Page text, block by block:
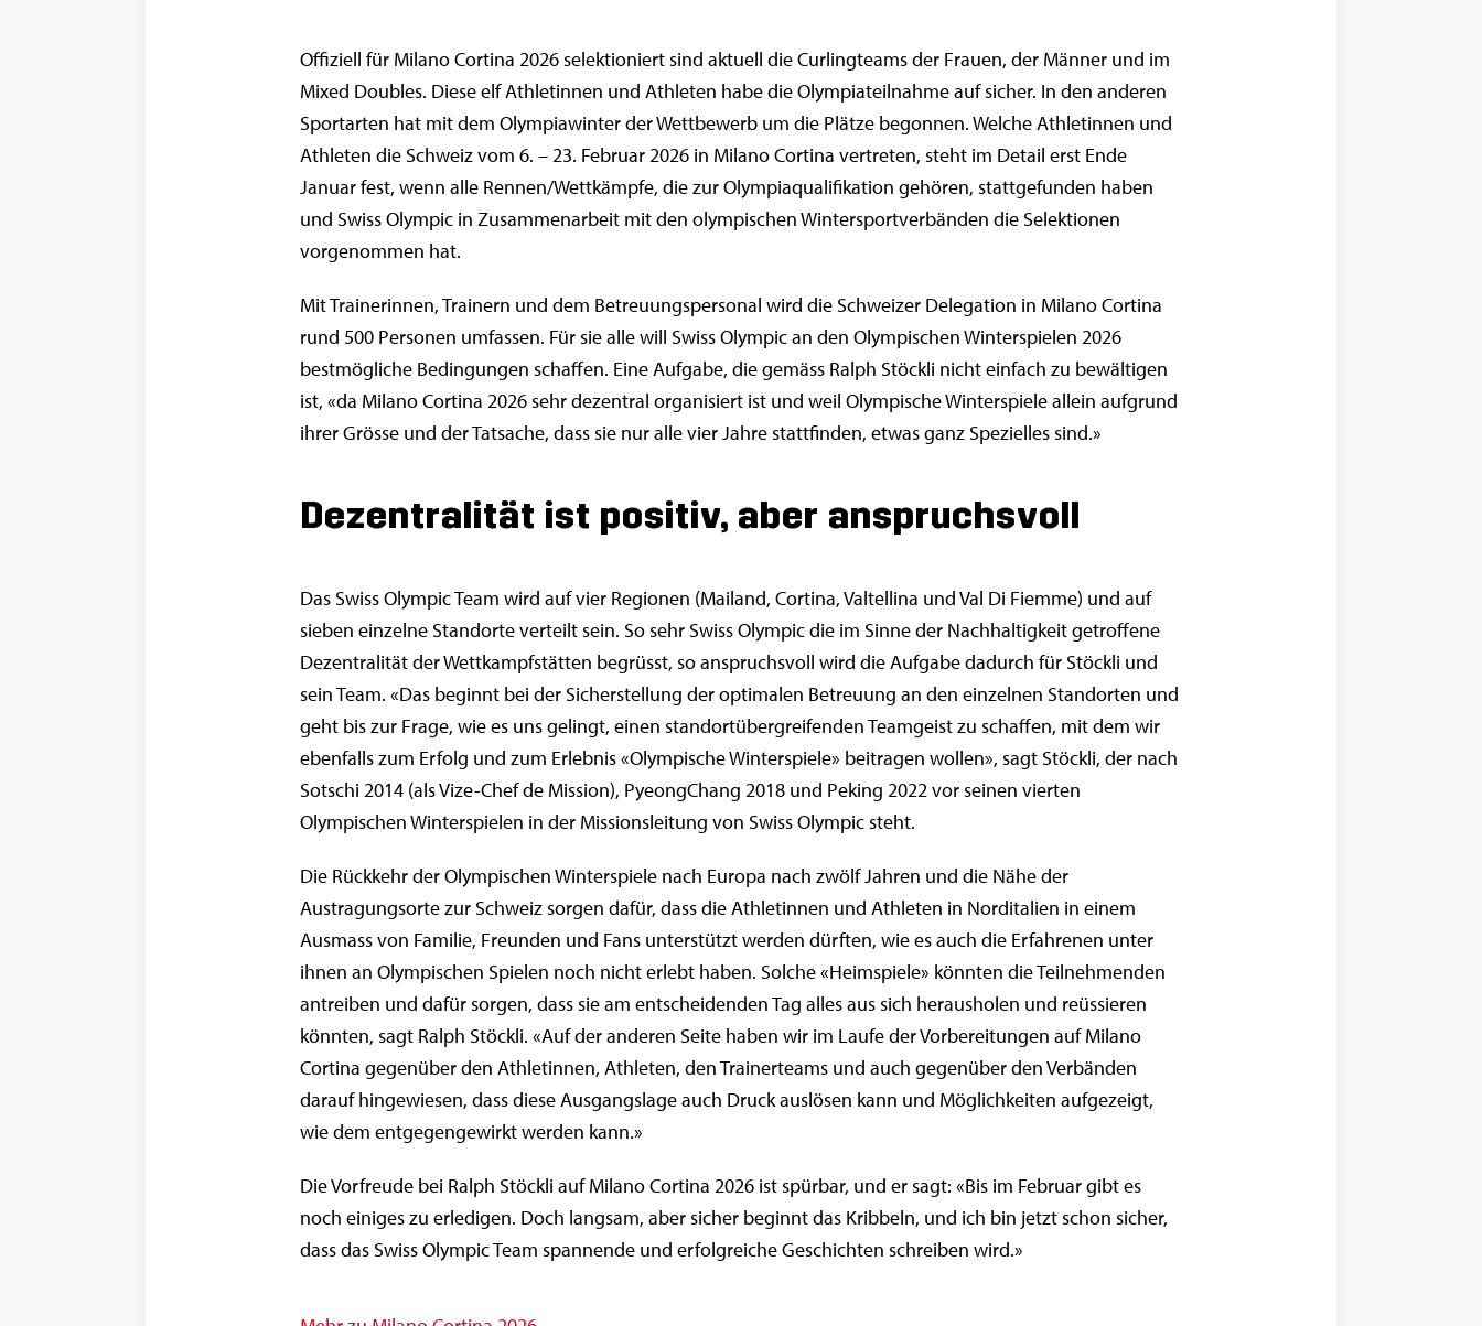
Offiziell für Milano Cortina 2026 selektioniert sind aktuell die Curlingteams der Frauen, der Männer und im
Mixed Doubles. Diese elf Athletinnen und Athleten habe die Olympiateilnahme auf sicher. In den anderen
Sportarten hat mit dem Olympiawinter der Wettbewerb um die Plätze begonnen. Welche Athletinnen und
Athleten die Schweiz vom 6. – 23. Februar 2026 in Milano Cortina vertreten, steht im Detail erst Ende
Januar fest, wenn alle Rennen/Wettkämpfe, die zur Olympiaqualifikation gehören, stattgefunden haben
und Swiss Olympic in Zusammenarbeit mit den olympischen Wintersportverbänden die Selektionen
vorgenommen hat.
Mit Trainerinnen, Trainern und dem Betreuungspersonal wird die Schweizer Delegation in Milano Cortina
rund 500 Personen umfassen. Für sie alle will Swiss Olympic an den Olympischen Winterspielen 2026
bestmögliche Bedingungen schaffen. Eine Aufgabe, die gemäss Ralph Stöckli nicht einfach zu bewältigen
ist, «da Milano Cortina 2026 sehr dezentral organisiert ist und weil Olympische Winterspiele allein aufgrund
ihrer Grösse und der Tatsache, dass sie nur alle vier Jahre stattfinden, etwas ganz Spezielles sind.»
Dezentralität ist positiv, aber anspruchsvoll
Das Swiss Olympic Team wird auf vier Regionen (Mailand, Cortina, Valtellina und Val Di Fiemme) und auf
sieben einzelne Standorte verteilt sein. So sehr Swiss Olympic die im Sinne der Nachhaltigkeit getroffene
Dezentralität der Wettkampfstätten begrüsst, so anspruchsvoll wird die Aufgabe dadurch für Stöckli und
sein Team. «Das beginnt bei der Sicherstellung der optimalen Betreuung an den einzelnen Standorten und
geht bis zur Frage, wie es uns gelingt, einen standortübergreifenden Teamgeist zu schaffen, mit dem wir
ebenfalls zum Erfolg und zum Erlebnis «Olympische Winterspiele» beitragen wollen», sagt Stöckli, der nach
Sotschi 2014 (als Vize-Chef de Mission), PyeongChang 2018 und Peking 2022 vor seinen vierten
Olympischen Winterspielen in der Missionsleitung von Swiss Olympic steht.
Die Rückkehr der Olympischen Winterspiele nach Europa nach zwölf Jahren und die Nähe der
Austragungsorte zur Schweiz sorgen dafür, dass die Athletinnen und Athleten in Norditalien in einem
Ausmass von Familie, Freunden und Fans unterstützt werden dürften, wie es auch die Erfahrenen unter
ihnen an Olympischen Spielen noch nicht erlebt haben. Solche «Heimspiele» könnten die Teilnehmenden
antreiben und dafür sorgen, dass sie am entscheidenden Tag alles aus sich herausholen und reüssieren
könnten, sagt Ralph Stöckli. «Auf der anderen Seite haben wir im Laufe der Vorbereitungen auf Milano
Cortina gegenüber den Athletinnen, Athleten, den Trainerteams und auch gegenüber den Verbänden
darauf hingewiesen, dass diese Ausgangslage auch Druck auslösen kann und Möglichkeiten aufgezeigt,
wie dem entgegengewirkt werden kann.»
Die Vorfreude bei Ralph Stöckli auf Milano Cortina 2026 ist spürbar, und er sagt: «Bis im Februar gibt es
noch einiges zu erledigen. Doch langsam, aber sicher beginnt das Kribbeln, und ich bin jetzt schon sicher,
dass das Swiss Olympic Team spannende und erfolgreiche Geschichten schreiben wird.»